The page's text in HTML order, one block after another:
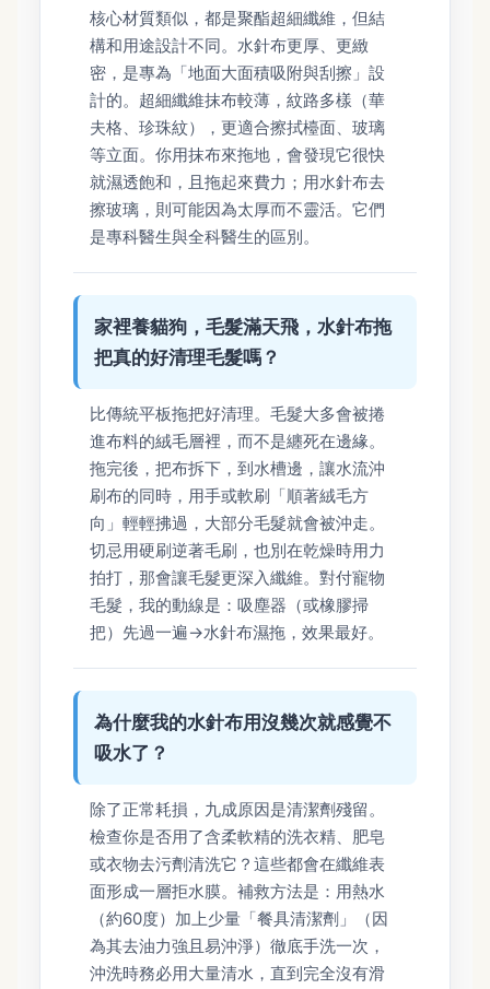
核心材質類似，都是聚酯超細纖維，但結
構和用途設計不同。水針布更厚、更緻
密，是專為「地面大面積吸附與刮擦」設
計的。超細纖維抹布較薄，紋路多樣（華
夫格、珍珠紋），更適合擦拭檯面、玻璃
等立面。你用抹布來拖地，會發現它很快
就濕透飽和，且拖起來費力；用水針布去
擦玻璃，則可能因為太厚而不靈活。它們
是專科醫生與全科醫生的區別。
家裡養貓狗，毛髮滿天飛，水針布拖
把真的好清理毛髮嗎？
比傳統平板拖把好清理。毛髮大多會被捲
進布料的絨毛層裡，而不是纏死在邊緣。
拖完後，把布拆下，到水槽邊，讓水流沖
刷布的同時，用手或軟刷「順著絨毛方
向」輕輕拂過，大部分毛髮就會被沖走。
切忌用硬刷逆著毛刷，也別在乾燥時用力
拍打，那會讓毛髮更深入纖維。對付寵物
毛髮，我的動線是：吸塵器（或橡膠掃
把）先過一遍→水針布濕拖，效果最好。
為什麼我的水針布用沒幾次就感覺不
吸水了？
除了正常耗損，九成原因是清潔劑殘留。
檢查你是否用了含柔軟精的洗衣精、肥皂
或衣物去污劑清洗它？這些都會在纖維表
面形成一層拒水膜。補救方法是：用熱水
（約60度）加上少量「餐具清潔劑」（因
為其去油力強且易沖淨）徹底手洗一次，
沖洗時務必用大量清水，直到完全沒有滑